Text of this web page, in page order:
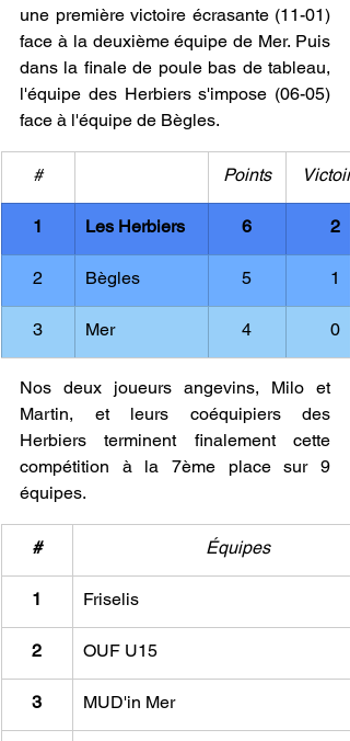
une première victoire écrasante (11-01)
face à la deuxième équipe de Mer. Puis
dans la finale de poule bas de tableau,
l'équipe des Herbiers s'impose (06-05)
face à l'équipe de Bègles.
# Points
1 Les Herbiers 6 2
2 Bègles 5 1
3 Mer 4 0
Nos deux joueurs angevins, Milo et
Martin, et leurs coéquipiers des
Herbiers terminent finalement cette
compétition à la 7ème place sur 9
équipes.
# Équipes
1 Friselis
2 OUF U15
3 MUD'in Mer